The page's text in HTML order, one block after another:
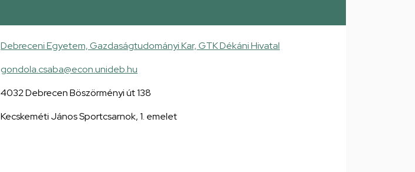
Debreceni Egyetem, Gazdaságtudományi Kar, GTK Dékáni Hivatal
gondola.csaba@econ.unideb.hu
4032 Debrecen Böszörményi út 138
Kecskeméti János Sportcsarnok, 1. emelet